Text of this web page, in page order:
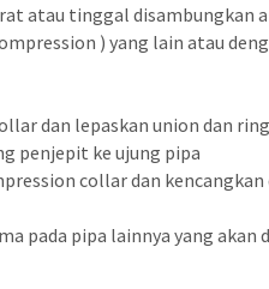
atau tinggal disambungkan
) yang lain atau
dan lepaskan union dan
penjepit ke ujung pipa
collar dan
pada pipa lainnya yang akan